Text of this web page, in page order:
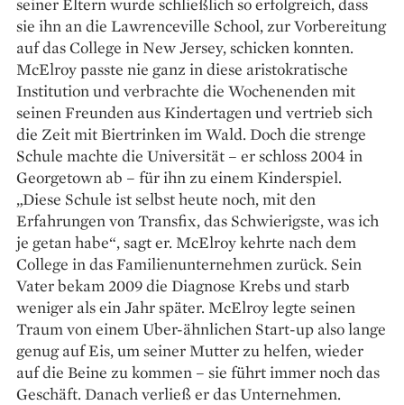
sie ihn an die Lawrenceville School, zur Vorbereitung
auf das College in New Jersey, schicken konnten.
McElroy passte nie ganz in diese aristokratische
Institution und verbrachte die Wochen­enden mit
seinen Freunden aus Kindertagen und vertrieb sich
die Zeit mit Biertrinken im Wald. Doch die strenge
Schule machte die Universität – er schloss 2004 in
Georgetown ab – für ihn zu einem Kinderspiel.
„Diese Schule ist selbst heute noch, mit den
Erfahrungen von Transfix, das Schwierigste, was ich
je getan habe“, sagt er. McElroy kehrte nach dem
College in das Familienunternehmen zurück. Sein
Vater bekam 2009 die Diagnose Krebs und starb
weniger als ein Jahr später. McElroy legte seinen
Traum von einem Uber-ähnlichen Start-up also lange
genug auf Eis, um seiner Mutter zu helfen, wieder
auf die Beine zu kommen – sie führt immer noch das
Geschäft. Danach verließ er das Unternehmen.